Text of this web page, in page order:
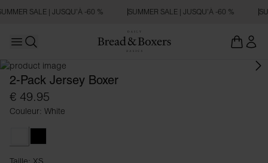
SALE | JUSQU’À -60 % SUMMER SALE | JUSQU’À -60 %
Open main menu
2-Pack Jersey Boxer
€ 49.95
Couleur: White